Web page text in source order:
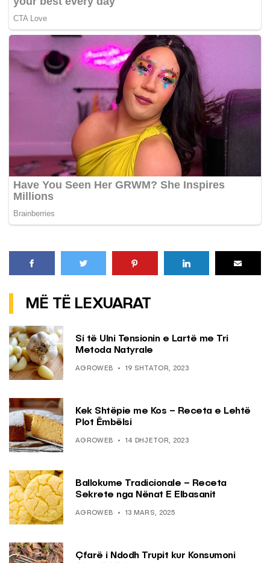
MË TË LEXUARAT
Si të Ulni Tensionin e Lartë me Tri
Metoda Natyrale
AGROWEB 19 SHTATOR, 2023
Kek Shtëpie me Kos – Receta e Lehtë
Plot Ëmbëlsi
AGROWEB 14 DHJETOR, 2023
Ballokume Tradicionale – Receta
Sekrete nga Nënat E Elbasanit
AGROWEB 13 MARS, 2025
Çfarë i Ndodh Trupit kur Konsumoni